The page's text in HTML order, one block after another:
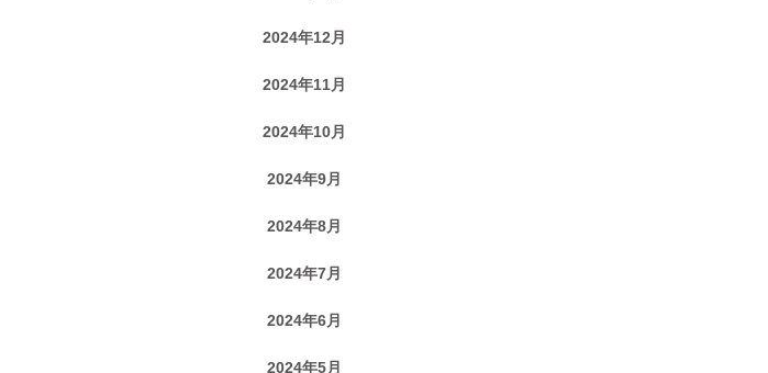
2024年12月
2024年11月
2024年10月
2024年9月
2024年8月
2024年7月
2024年6月
2024年5月